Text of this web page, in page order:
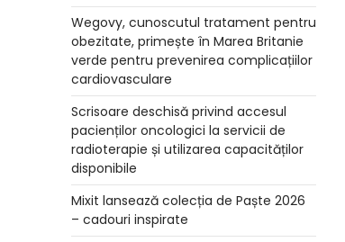
Wegovy, cunoscutul tratament pentru
obezitate, primește în Marea Britanie
verde pentru prevenirea complicațiilor
cardiovasculare
Scrisoare deschisă privind accesul
pacienților oncologici la servicii de
radioterapie și utilizarea capacităților
disponibile
Mixit lansează colecția de Paște 2026
– cadouri inspirate